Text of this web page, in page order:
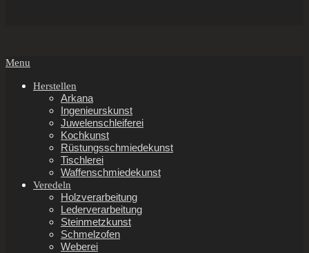
Secondary
Menu
Menu
Herstellen
Arkana
Ingenieurskunst
Juwelenschleiferei
Kochkunst
Rüstungsschmiedekunst
Tischlerei
Waffenschmiedekunst
Veredeln
Holzverarbeitung
Lederverarbeitung
Steinmetzkunst
Schmelzofen
Weberei